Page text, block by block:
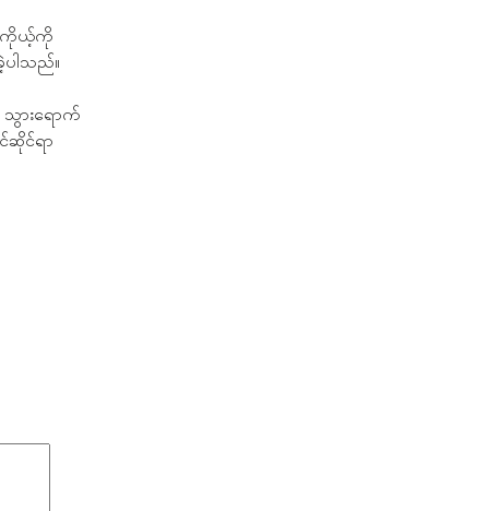
မိကိုယ့်ကို
ပါသည်။
ားရောက်
ဆိုင်ရာ